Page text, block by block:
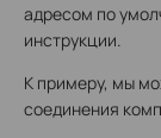
адресом по
инструкции.
К примеру, мы
соединения